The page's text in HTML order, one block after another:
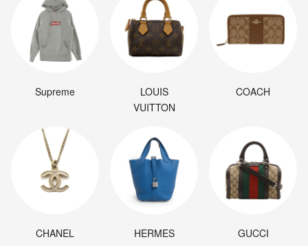
Supreme
LOUIS
VUITTON
COACH
CHANEL HERMES GUCCI